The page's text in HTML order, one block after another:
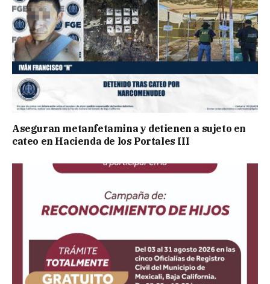
Aseguran metanfetamina y detienen a sujeto en
cateo en Hacienda de los Portales III